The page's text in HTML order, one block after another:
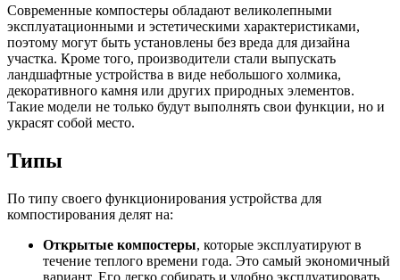
Современные компостеры обладают великолепными
эксплуатационными и эстетическими характеристиками,
поэтому могут быть установлены без вреда для дизайна
участка. Кроме того, производители стали выпускать
ландшафтные устройства в виде небольшого холмика,
декоративного камня или других природных элементов.
Такие модели не только будут выполнять свои функции, но и
украсят собой место.
Типы
По типу своего функционирования устройства для
компостирования делят на:
Открытые компостеры, которые эксплуатируют в
течение теплого времени года. Это самый экономичный
вариант. Его легко собирать и удобно эксплуатировать